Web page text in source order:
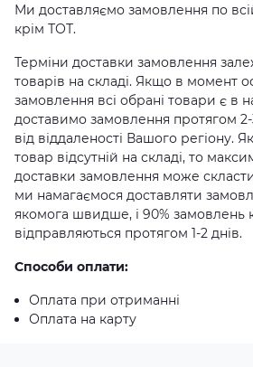
Ми доставляємо замовлення по
крім ТОТ.
Терміни доставки замовлення
товарів на складі. Якщо в момент
замовлення всі обрані товари є в
доставимо замовлення протягом 2-
від віддаленості Вашого регіону.
товар відсутній на складі, то
доставки замовлення може
ми намагаємося доставляти
якомога швидше, і 90% замовлень
відправляються протягом 1-2 днів.
Способи оплати:
Оплата при отриманні
Оплата на карту